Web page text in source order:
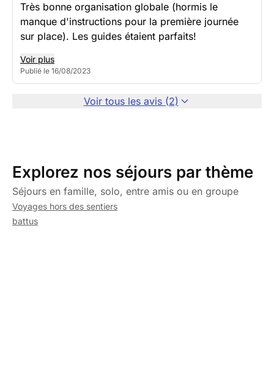
Très bonne organisation globale (hormis le
manque d'instructions pour la première journée
sur place). Les guides étaient parfaits!
Voir plus
Publié le 16/08/2023
Voir tous les avis (2)
Explorez nos séjours par thème
Séjours en famille, solo, entre amis ou en groupe
Voyages hors des sentiers
battus